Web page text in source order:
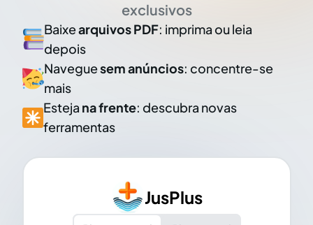
exclusivos
Baixearquivos PDF: imprima ou leia
depois
Naveguesem anúncios: concentre-se
mais
Esteja na frente: descubra novas
ferramentas
JusPlus